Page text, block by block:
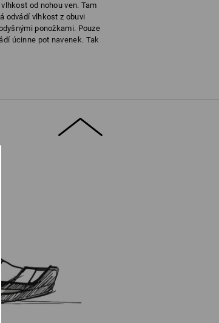
od nohou ven. Tam
odvádí vlhkost z obuvi
ponožkami. Pouze
úcinne pot navenek. Tak